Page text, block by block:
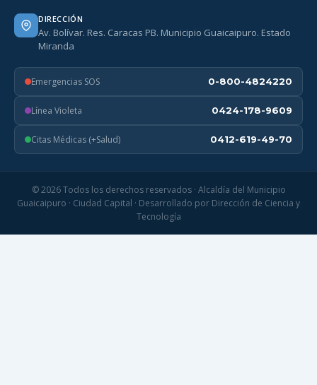
DIRECCIÓN
Av. Bolívar. Res. Caracas PB. Municipio Guaicaipuro. Estado
Miranda
Emergencias SOS 0-800-4824220
Línea Violeta 0424-178-9609
Citas Médicas (+Salud) 0412-619-49-70
© 2026 Todos los derechos reservados · Alcaldía del Municipio
Guaicaipuro · Ciudad Capital · Desarrollado por Dirección de Ciencia y
Tecnología